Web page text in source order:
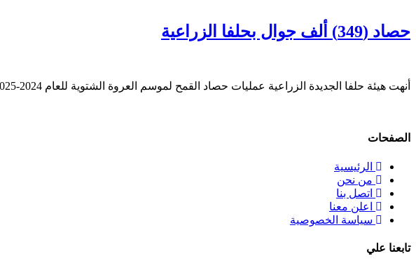
حصاد (349) ألف جوال بحلفا الزراعية
أنهت هيئة حلفا الجديدة الزراعية عمليات حصاد القمح لموسم العروة الشتوية للعام 2024-2025، حيث
الصفحات
الرئيسية
من نحن
اتصل بنا
اعلن معنا
سياسة الخصوصية
تابعنا علي